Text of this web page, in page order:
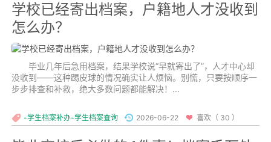
学校已经寄出档案，户籍地人才没收到
怎么办？
毕业几年后急用档案，结果学校说“早就寄出了”，人才中心却
没收到——这种踢皮球的情况确实让人烦恼。别慌，只要按顺序一
步步排查和补救，绝大多数问题都能解决！...
-学生档案补办-学生档案查询 2026-06-22 喜欢（ 30 ）